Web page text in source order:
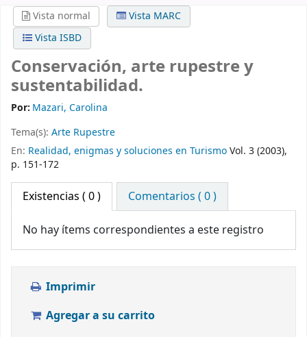
Vista normal
Vista MARC
Vista ISBD
Conservación, arte rupestre y
sustentabilidad.
Por: Mazari, Carolina
Tema(s): Arte Rupestre
En: Realidad, enigmas y soluciones en TurismoVol. 3 (2003),
p. 151-172
Existencias ( 0 ) Comentarios ( 0 )
No hay ítems correspondientes a este registro
Imprimir
Agregar a su carrito